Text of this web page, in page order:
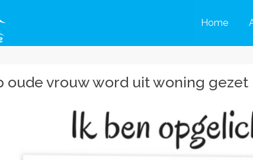
Home
oude vrouw word uit woning gezet